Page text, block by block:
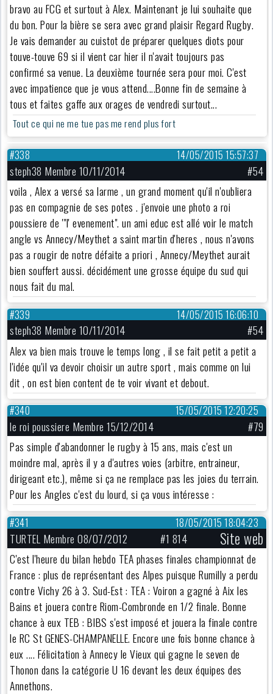
bravo au FCG et surtout à Alex. Maintenant je lui souhaite que
du bon. Pour la bière se sera avec grand plaisir Regard Rugby.
Je vais demander au cuistot de préparer quelques diots pour
touve-touve 69 si il vient car hier il n'avait toujours pas
confirmé sa venue. La deuxième tournée sera pour moi. C'est
avec impatience que je vous attend....Bonne fin de semaine à
tous et faites gaffe aux orages de vendredi surtout...
Tout ce qui ne me tue pas me rend plus fort
14/05/2015 15:57:37
#338
steph38 Membre 10/11/2014
#54
voila , Alex a versé sa larme , un grand moment qu'il n'oubliera
pas en compagnie de ses potes . j'envoie une photo a roi
poussiere de '"l' evenement". un ami educ est allé voir le match
angle vs Annecy/Meythet a saint martin d'heres , nous n'avons
pas a rougir de notre défaite a priori , Annecy/Meythet aurait
bien souffert aussi. décidément une grosse équipe du sud qui
nous fait du mal.
14/05/2015 16:06:10
#339
steph38 Membre 10/11/2014
#54
Alex va bien mais trouve le temps long , il se fait petit a petit a
l'idée qu'il va devoir choisir un autre sport , mais comme on lui
dit , on est bien content de te voir vivant et debout.
15/05/2015 12:20:25
#340
le roi poussiere Membre 15/12/2014
#79
Pas simple d'abandonner le rugby à 15 ans, mais c'est un
moindre mal, après il y a d'autres voies (arbitre, entraineur,
dirigeant etc.), même si ça ne remplace pas les joies du terrain.
Pour les Angles c'est du lourd, si ça vous intéresse :
18/05/2015 18:04:23
#341
TURTEL Membre 08/07/2012 #1 814 Site web
C'est l'heure du bilan hebdo TEA phases finales championnat de
France : plus de représentant des Alpes puisque Rumilly a perdu
contre Vichy 26 à 3. Sud-Est : TEA : Voiron a gagné à Aix les
Bains et jouera contre Riom-Combronde en 1/2 finale. Bonne
chance à eux TEB : BIBS s'est imposé et jouera la finale contre
le RC St GENES-CHAMPANELLE. Encore une fois bonne chance à
eux .... Félicitation à Annecy le Vieux qui gagne le seven de
Thonon dans la catégorie U 16 devant les deux équipes des
Annethons.